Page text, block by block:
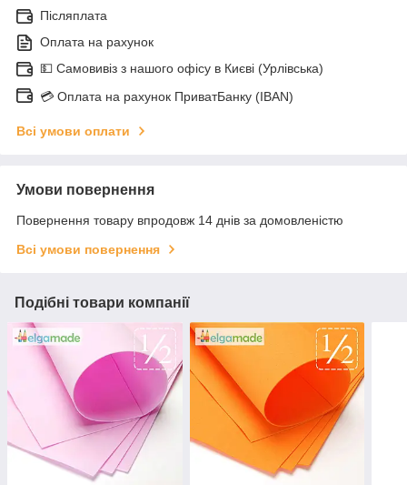
Післяплата
Оплата на рахунок
💵 Самовивіз з нашого офісу в Києві (Урлівська)
💳 Оплата на рахунок ПриватБанку (IBAN)
Всі умови оплати
Умови повернення
Повернення товару впродовж 14 днів за домовленістю
Всі умови повернення
Подібні товари компанії